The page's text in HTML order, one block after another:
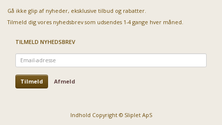
Gå ikke glip af nyheder, eksklusive tilbud og rabatter.
Tilmeld dig vores nyhedsbrev som udsendes 1-4 gange hver måned.
TILMELD NYHEDSBREV
Email-
adresse
Tilmeld Afmeld
Indhold Copyright © Sliplet ApS